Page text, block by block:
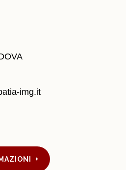
img.it